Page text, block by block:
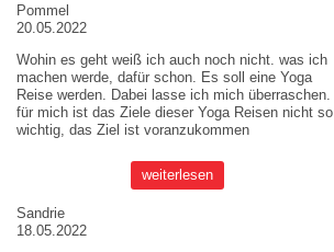
Pommel
20.05.2022
Wohin es geht weiß ich auch noch nicht. was ich
machen werde, dafür schon. Es soll eine Yoga
Reise werden. Dabei lasse ich mich überraschen.
für mich ist das Ziele dieser Yoga Reisen nicht so
wichtig, das Ziel ist voranzukommen
weiterlesen
Sandrie
18.05.2022